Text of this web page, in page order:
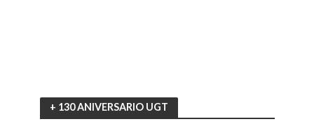
+ 130 ANIVERSARIO UGT